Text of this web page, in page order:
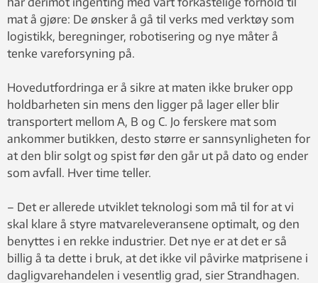
mat å gjøre: De ønsker å gå til verks med verktøy som
logistikk, beregninger, robotisering og nye måter å
tenke vareforsyning på.
Hovedutfordringa er å sikre at maten ikke bruker opp
holdbarheten sin mens den ligger på lager eller blir
transportert mellom A, B og C. Jo ferskere mat som
ankommer butikken, desto større er sannsynligheten for
at den blir solgt og spist før den går ut på dato og ender
som avfall. Hver time teller.
– Det er allerede utviklet teknologi som må til for at vi
skal klare å styre matvareleveransene optimalt, og den
benyttes i en rekke industrier. Det nye er at det er så
billig å ta dette i bruk, at det ikke vil påvirke matprisene i
dagligvarehandelen i vesentlig grad, sier Strandhagen.